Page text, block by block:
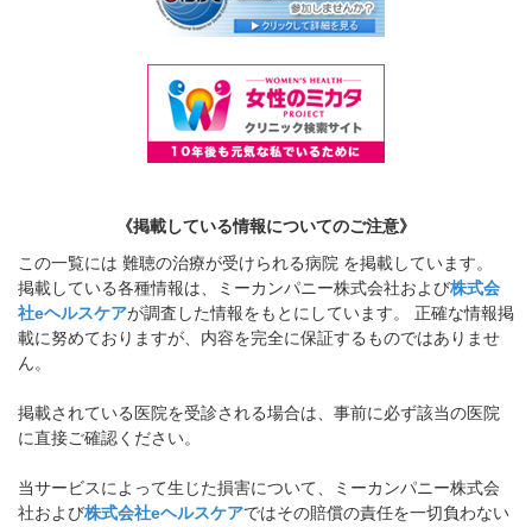
《掲載している情報についてのご注意》
この一覧には 難聴の治療が受けられる病院 を掲載しています。
掲載している各種情報は、ミーカンパニー株式会社および株式会
社eヘルスケアが調査した情報をもとにしています。 正確な情報掲
載に努めておりますが、内容を完全に保証するものではありませ
ん。
掲載されている医院を受診される場合は、事前に必ず該当の医院
に直接ご確認ください。
当サービスによって生じた損害について、ミーカンパニー株式会
社および株式会社eヘルスケアではその賠償の責任を一切負わない